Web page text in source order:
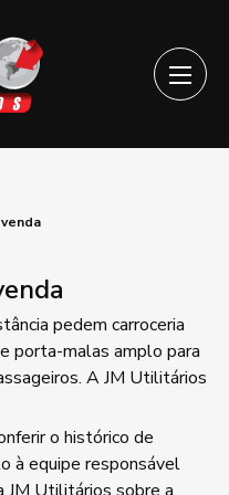
pedem carroceria
porta-malas amplo para
A JM Utilitários
voltado a
e empresas de
com frequência.
de carroceria, motor e
o histórico de
à equipe responsável